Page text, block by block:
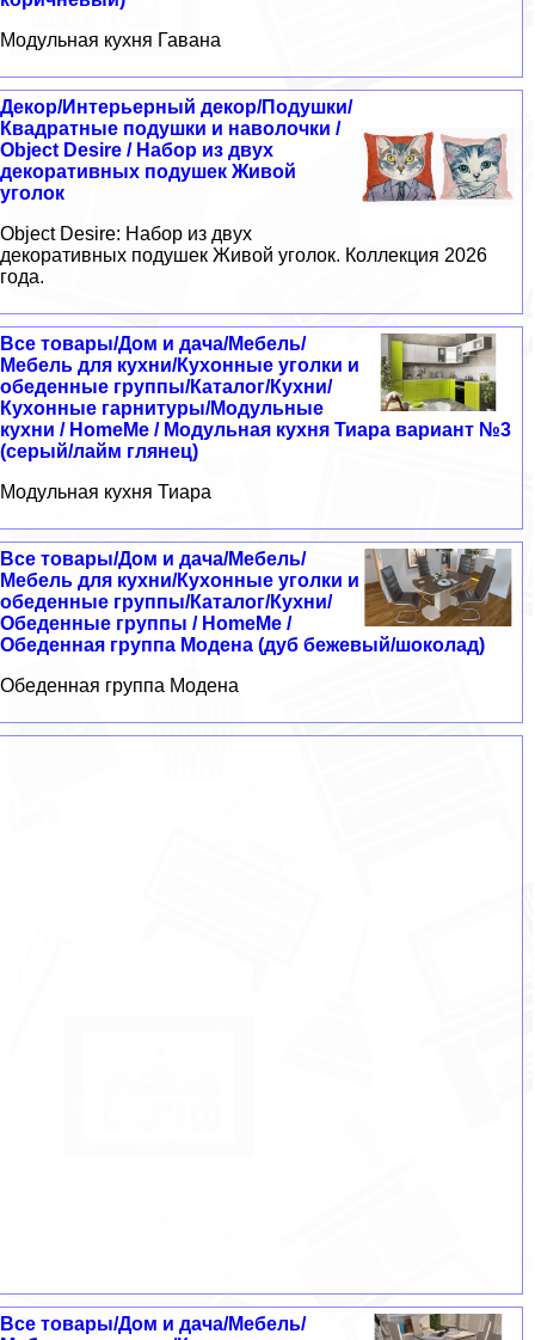
Модульная кухня Гавана
Декор/Интерьерный декор/Подушки/
Квадратные подушки и наволочки /
Object Desire / Набор из двух
декоративных подушек Живой
уголок
Object Desire: Набор из двух
декоративных подушек Живой уголок. Коллекция 2026
года.
Все товары/Дом и дача/Мебель/
Мебель для кухни/Кухонные уголки и
обеденные группы/Каталог/Кухни/
Кухонные гарнитуры/Модульные
кухни / HomeMe / Модульная кухня Тиара вариант №3
(серый/лайм глянец)
Модульная кухня Тиара
Все товары/Дом и дача/Мебель/
Мебель для кухни/Кухонные уголки и
обеденные группы/Каталог/Кухни/
Обеденные группы / HomeMe /
Обеденная группа Модена (дуб бежевый/шоколад)
Обеденная группа Модена
Все товары/Дом и дача/Мебель/